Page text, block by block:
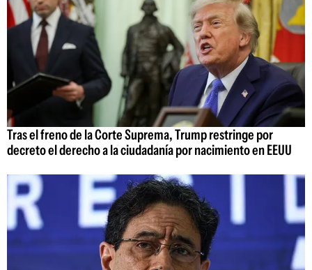
Tras el freno de la Corte Suprema, Trump restringe por
decreto el derecho a la ciudadanía por nacimiento en EEUU